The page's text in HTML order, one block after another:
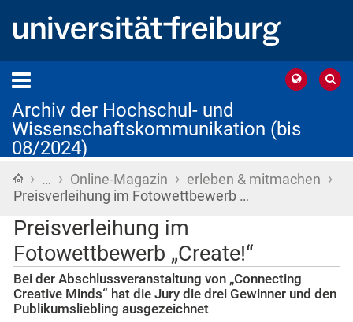
Archiv der Hochschul- und
Wissenschaftskommunikation (bis
08/2024)
Startseite
› … › Online-Magazin › erleben & mitmachen ›
Preisverleihung im Fotowettbewerb …
Preisverleihung im
Fotowettbewerb „Create!“
Bei der Abschlussveranstaltung von „Connecting
Creative Minds“ hat die Jury die drei Gewinner und den
Publikumsliebling ausgezeichnet